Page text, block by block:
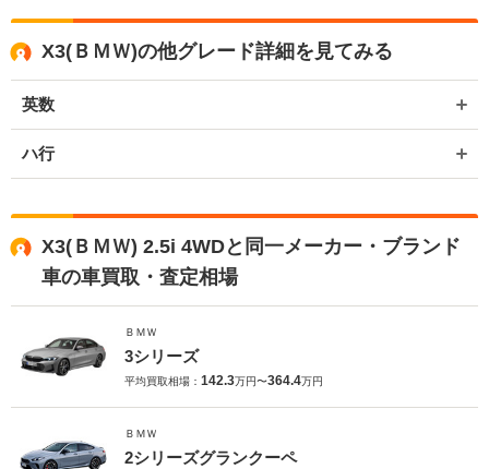
X3(ＢＭＷ)の他グレード詳細を見てみる
英数
ハ行
X3(ＢＭＷ) 2.5i 4WDと同一メーカー・ブランド
車の車買取・査定相場
ＢＭＷ
3シリーズ
平均買取相場： 142.3万円〜364.4万円
ＢＭＷ
2シリーズグランクーペ